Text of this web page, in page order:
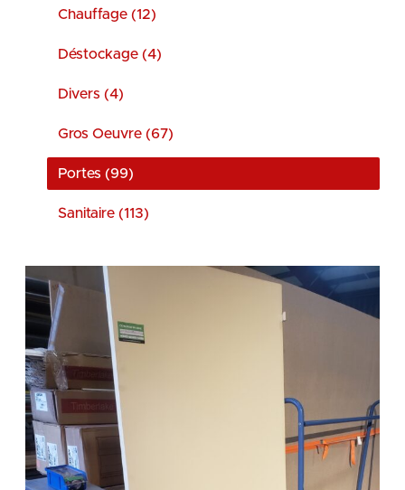
Chauffage (12)
Déstockage (4)
Divers (4)
Gros Oeuvre (67)
Portes (99)
Sanitaire (113)